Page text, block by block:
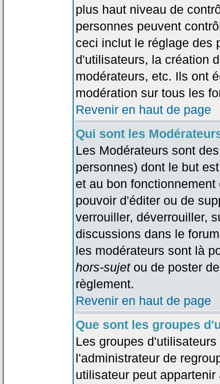
plus haut niveau de
personnes peuvent
ceci inclut le réglage des
d'utilisateurs, la création
modérateurs, etc. Ils ont
modération sur tous les
Revenir en haut de page
Qui sont les
Les Modérateurs sont
personnes) dont le but
et au bon
pouvoir d'éditer ou de
verrouiller, déverrouiller,
discussions dans le
les modérateurs sont là
hors-sujetou de poster
règlement.
Revenir en haut de page
Que sont les groupes
Les groupes
l'administrateur de
utilisateur peut